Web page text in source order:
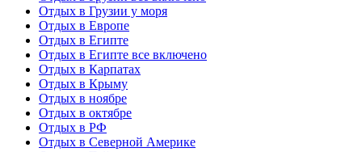
Отдых в Грузии у моря
Отдых в Европе
Отдых в Египте
Отдых в Египте все включено
Отдых в Карпатах
Отдых в Крыму
Отдых в ноябре
Отдых в октябре
Отдых в РФ
Отдых в Северной Америке